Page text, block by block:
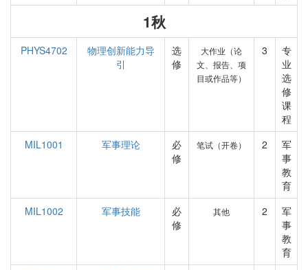
1秋
PHYS4702
物理创新能力导
引
选
修
大作业（论
文、报告、项
目或作品等）
3
专
业
选
修
课
程
MIL1001
军事理论
必
修
笔试（开卷） 2
军
事
教
育
MIL1002
军事技能
必
修
其他 2
军
事
教
育